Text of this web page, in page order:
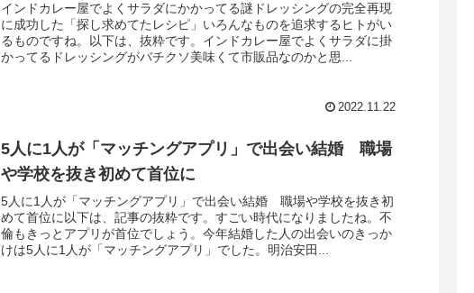
インドカレー屋でよくサラダにかかってる謎ドレッシングの完全再現
に成功した「探し求めてたレシピ」いろんなものを追求するヒトがい
るものですね。以下は、抜粋です。インドカレー屋でよくサラダに掛
かってるドレッシングがバチクソ美味くて市販品なのかと思...
2022.11.22
5人に1人が「マッチングアプリ」で出会い結婚 職場
や学校を抜き初めて首位に
5人に1人が「マッチングアプリ」で出会い結婚 職場や学校を抜き初
めて首位に以下は、記事の抜粋です。すごい時代になりましたね。不
倫もきっとアプリが首位でしょう。今年結婚した人の出会いのきっか
けは5人に1人が「マッチングアプリ」でした。明治安田...